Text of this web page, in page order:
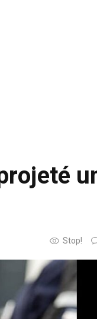
Stop!